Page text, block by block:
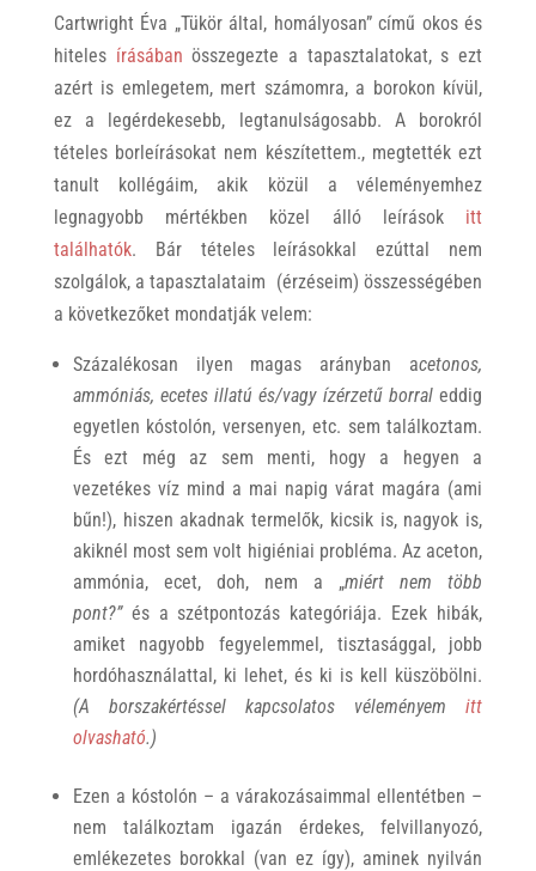
Cartwright Éva „Tükör által, homályosan” című okos és
hiteles írásában összegezte a tapasztalatokat, s ezt
azért is emlegetem, mert számomra, a borokon kívül,
ez a legérdekesebb, legtanulságosabb. A borokról
tételes borleírásokat nem készítettem., megtették ezt
tanult kollégáim, akik közül a véleményemhez
legnagyobb mértékben közel álló leírások itt
találhatók. Bár tételes leírásokkal ezúttal nem
szolgálok, a tapasztalataim (érzéseim) összességében
a következőket mondatják velem:
Százalékosan ilyen magas arányban acetonos,
ammóniás, ecetes illatú és/vagy ízérzetű borraleddig
egyetlen kóstolón, versenyen, etc. sem találkoztam.
És ezt még az sem menti, hogy a hegyen a
vezetékes víz mind a mai napig várat magára (ami
bűn!), hiszen akadnak termelők, kicsik is, nagyok is,
akiknél most sem volt higiéniai probléma. Az aceton,
ammónia, ecet, doh, nem a „miért nem több
pont?”és a szétpontozás kategóriája. Ezek hibák,
amiket nagyobb fegyelemmel, tisztasággal, jobb
hordóhasználattal, ki lehet, és ki is kell küszöbölni.
(A borszakértéssel kapcsolatos véleményemitt
olvasható.)
Ezen a kóstolón – a várakozásaimmal ellentétben –
nem találkoztam igazán érdekes, felvillanyozó,
emlékezetes borokkal (van ez így), aminek nyilván